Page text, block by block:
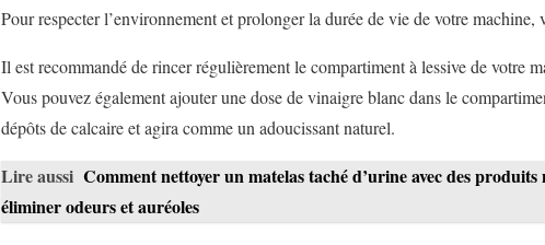
Pour respecter l’environnement et prolonger la durée de vie de votre machine,
Il est recommandé de rincer régulièrement le compartiment à lessive de votre
Vous pouvez également ajouter une dose de vinaigre blanc dans le
dépôts de calcaire et agira comme un adoucissant naturel.
Lire aussi Comment nettoyer un matelas taché d’urine avec des
éliminer odeurs et auréoles